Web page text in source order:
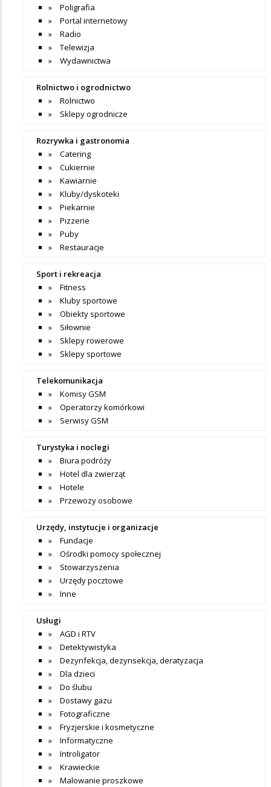
Poligrafia
Portal internetowy
Radio
Telewizja
Wydawnictwa
Rolnictwo i ogrodnictwo
Rolnictwo
Sklepy ogrodnicze
Rozrywka i gastronomia
Catering
Cukiernie
Kawiarnie
Kluby/dyskoteki
Piekarnie
Pizzerie
Puby
Restauracje
Sport i rekreacja
Fitness
Kluby sportowe
Obiekty sportowe
Siłownie
Sklepy rowerowe
Sklepy sportowe
Telekomunikacja
Komisy GSM
Operatorzy komórkowi
Serwisy GSM
Turystyka i noclegi
Biura podróży
Hotel dla zwierząt
Hotele
Przewozy osobowe
Urzędy, instytucje i organizacje
Fundacje
Ośrodki pomocy społecznej
Stowarzyszenia
Urzędy pocztowe
Inne
Usługi
AGD i RTV
Detektywistyka
Dezynfekcja, dezynsekcja, deratyzacja
Dla dzieci
Do ślubu
Dostawy gazu
Fotograficzne
Fryzjerskie i kosmetyczne
Informatyczne
Introligator
Krawieckie
Malowanie proszkowe